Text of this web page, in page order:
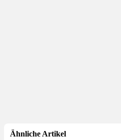
Ähnliche Artikel